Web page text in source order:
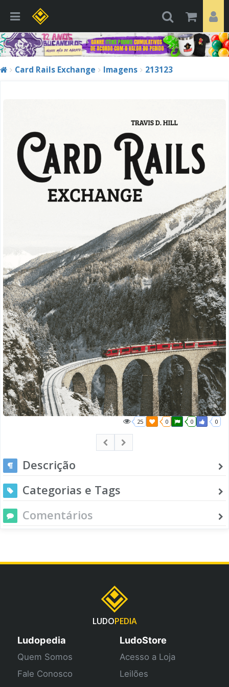
Card Rails Exchange Imagens 213123
25 0 0 0
Descrição
Categorias e Tags
Comentários
LUDOPEDIA
Ludopedia
Quem Somos
Fale Conosco
LudoStore
Acesso a Loja
Leilões